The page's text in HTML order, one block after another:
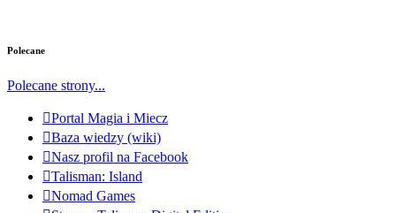
Polecane
Polecane strony...
Portal Magia i Miecz
Baza wiedzy (wiki)
Nasz profil na Facebook
Talisman: Island
Nomad Games